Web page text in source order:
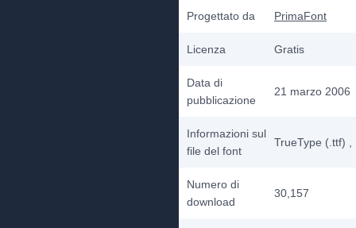
Progettato da
PrimaFont
Licenza Gratis
Data di
pubblicazione
21 marzo 2006
Informazioni sul
file del font
TrueType (.ttf)
Numero di
download
30,157